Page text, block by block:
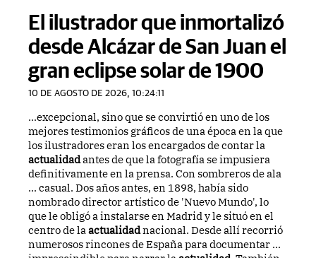
El ilustrador que inmortalizó
desde Alcázar de San Juan el
gran eclipse solar de 1900
10 DE AGOSTO DE 2026, 10:24:11
...excepcional, sino que se convirtió en uno de los
mejores testimonios gráficos de una época en la que
los ilustradores eran los encargados de contar la
actualidadantes de que la fotografía se impusiera
definitivamente en la prensa. Con sombreros de ala
... casual. Dos años antes, en 1898, había sido
nombrado director artístico de 'Nuevo Mundo', lo
que le obligó a instalarse en Madrid y le situó en el
centro de laactualidadnacional. Desde allí recorrió
numerosos rincones de España para documentar ...